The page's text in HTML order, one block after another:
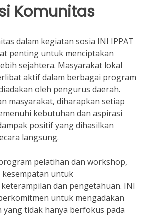
Komunitas
dalam kegiatan sosia INI IPPAT
penting untuk menciptakan
sejahtera. Masyarakat lokal
aktif dalam berbagai program
oleh pengurus daerah.
masyarakat, diharapkan setiap
kebutuhan dan aspirasi
positif yang dihasilkan
langsung.
pelatihan dan workshop,
kesempatan untuk
dan pengetahuan. INI
untuk mengadakan
yang tidak hanya berfokus pada